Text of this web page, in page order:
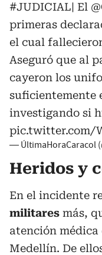
#JUDICIAL| El
primeras
el cual
Aseguró que al
cayeron los
suficientemente
investigando si
pic.twitter.com/
— ÚltimaHoraCaracol
Heridos y
En el incidente
militares más,
atención médica
Medellín. De